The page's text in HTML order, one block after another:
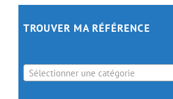
TROUVER MA RÉFÉRENCE
Sélectionner une catégorie